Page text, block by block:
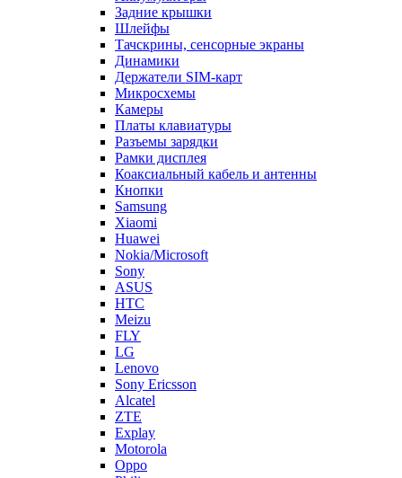
Задние крышки
Шлейфы
Тачскрины, сенсорные экраны
Динамики
Держатели SIM-карт
Микросхемы
Камеры
Платы клавиатуры
Разъемы зарядки
Рамки дисплея
Коаксиальный кабель и антенны
Кнопки
Samsung
Xiaomi
Huawei
Nokia/Microsoft
Sony
ASUS
HTC
Meizu
FLY
LG
Lenovo
Sony Ericsson
Alcatel
ZTE
Explay
Motorola
Oppo